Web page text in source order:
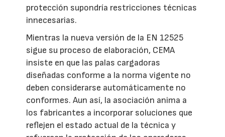
protección supondría restricciones técnicas
innecesarias.
Mientras la nueva versión de la EN 12525
sigue su proceso de elaboración, CEMA
insiste en que las palas cargadoras
diseñadas conforme a la norma vigente no
deben considerarse automáticamente no
conformes. Aun así, la asociación anima a
los fabricantes a incorporar soluciones que
reflejen el estado actual de la técnica y